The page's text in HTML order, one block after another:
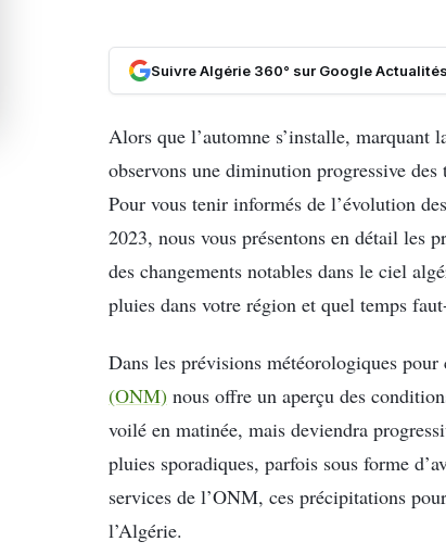
Suivre Algérie 360° sur Google Actualités
Alors que l’automne s’installe, marquant
observons une diminution progressive
Pour vous tenir informés de l’évolution
2023, nous vous présentons en détail les
des changements notables dans le ciel
pluies dans votre région et quel temps
Dans les prévisions météorologiques
(ONM) nous offre un aperçu des
voilé en matinée, mais deviendra
pluies sporadiques, parfois sous forme
services de l’ONM, ces précipitations
l’Algérie.